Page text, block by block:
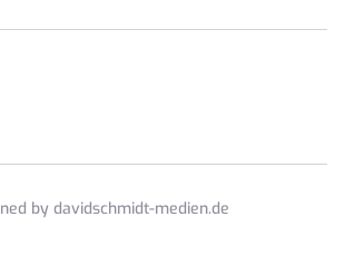
by davidschmidt-medien.de